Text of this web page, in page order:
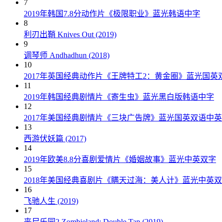
7
2019年韩国7.8分动作片《极限职业》蓝光韩语中字
8
利刃出鞘 Knives Out (2019)
9
调琴师 Andhadhun (2018)
10
2017年英国经典动作片《王牌特工2：黄金圈》蓝光国英
11
2019年韩国经典剧情片《寄生虫》蓝光黑白版韩语中字
12
2017年美国经典剧情片《三块广告牌》蓝光国英双语中
13
西游伏妖篇 (2017)
14
2019年欧美8.8分喜剧爱情片《婚姻故事》蓝光中英双字
15
2018年美国经典喜剧片《瞒天过海：美人计》蓝光中英
16
飞驰人生 (2019)
17